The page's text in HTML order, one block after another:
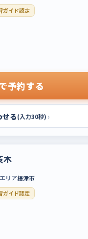
ガイド認定
予約する
せる(入力30秒) ›
木
リア摂津市
ガイド認定